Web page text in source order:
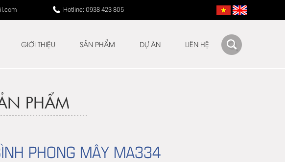
Hotline: 0938 423 805
GIỚI THIỆU SẢN PHẨM DỰ ÁN LIÊN HỆ
PHẨM
PHONG MÂY MA334